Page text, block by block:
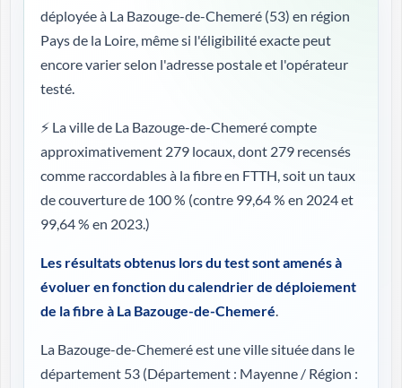
déployée à La Bazouge-de-Chemeré (53) en région
Pays de la Loire, même si l'éligibilité exacte peut
encore varier selon l'adresse postale et l'opérateur
testé.
⚡ La ville de La Bazouge-de-Chemeré compte
approximativement 279 locaux, dont 279 recensés
comme raccordables à la fibre en FTTH, soit un taux
de couverture de 100 % (contre 99,64 % en 2024 et
99,64 % en 2023.)
Les résultats obtenus lors du test sont amenés à
évoluer en fonction du calendrier de déploiement
de la fibre à La Bazouge-de-Chemeré.
La Bazouge-de-Chemeré est une ville située dans le
département 53 (Département : Mayenne / Région :